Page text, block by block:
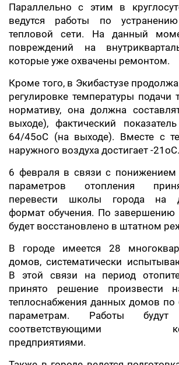
Параллельно с этим в
ведутся работы по
тепловой сети. На данный
повреждений на
которые уже охвачены ремонтом.
Кроме того, в Экибастузе
регулировке температуры подачи
нормативу, она должна
выходе), фактический
64/45оС (на выходе). Вместе с
наружного воздуха достигает -21оС.
6 февраля в связи с понижением
параметров отопления
перевести школы города на
формат обучения. По завершению
будет восстановлено в штатном
В городе имеется 28
домов, систематически
В этой связи на период
принято решение произвести
теплоснабжения данных домов
параметрам. Работы будут
соответствующими
предприятиями.